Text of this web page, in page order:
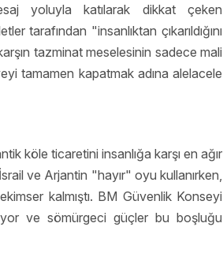
yoluyla katılarak dikkat çeken
tarafından "insanlıktan çıkarıldığını
tazminat meselesinin sadece mali
tamamen kapatmak adına alelacele
köle ticaretini insanlığa karşı en ağır
ve Arjantin "hayır" oyu kullanırken,
kalmıştı. BM Güvenlik Konseyi
ve sömürgeci güçler bu boşluğu